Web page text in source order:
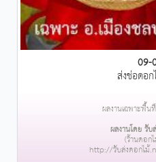
09-
ส่งช่อดอ
ผลงานเฉพาะพื้น
ผลงานโดย รั
(ร้านดอก
http://รับส่งดอกไม้